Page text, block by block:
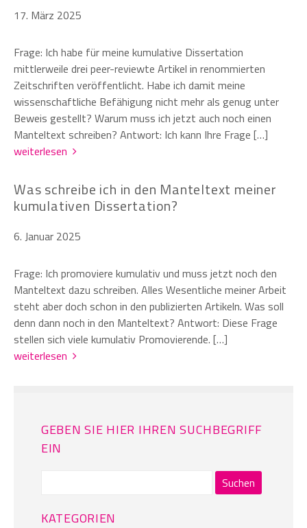
17. März 2025
Frage: Ich habe für meine kumulative Dissertation
mittlerweile drei peer-reviewte Artikel in renommierten
Zeitschriften veröffentlicht. Habe ich damit meine
wissenschaftliche Befähigung nicht mehr als genug unter
Beweis gestellt? Warum muss ich jetzt auch noch einen
Manteltext schreiben? Antwort: Ich kann Ihre Frage […]
weiterlesen
Was schreibe ich in den Manteltext meiner
kumulativen Dissertation?
6. Januar 2025
Frage: Ich promoviere kumulativ und muss jetzt noch den
Manteltext dazu schreiben. Alles Wesentliche meiner Arbeit
steht aber doch schon in den publizierten Artikeln. Was soll
denn dann noch in den Manteltext? Antwort: Diese Frage
stellen sich viele kumulativ Promovierende. […]
weiterlesen
GEBEN SIE HIER IHREN SUCHBEGRIFF
EIN
KATEGORIEN